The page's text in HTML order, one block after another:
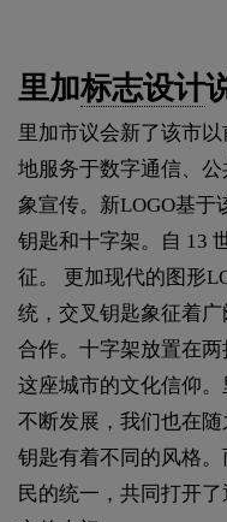
里加标志设计
里加市议会新了该市
地服务于数字通信、
象宣传。新LOGO基
钥匙和十字架。自 13
征。 更加现代的图形
统，交叉钥匙象征着
合作。十字架放置在
这座城市的文化信仰
不断发展，我们也在
钥匙有着不同的风格
民的统一，共同打开